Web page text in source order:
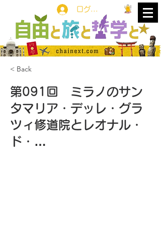
ログイン
< Back
第091回 ミラノのサン
タマリア・デッレ・グラ
ツィ修道院とレオナル・
ド・…